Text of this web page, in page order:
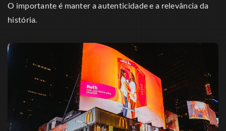
O importante é manter a autenticidade e a relevância da
história.